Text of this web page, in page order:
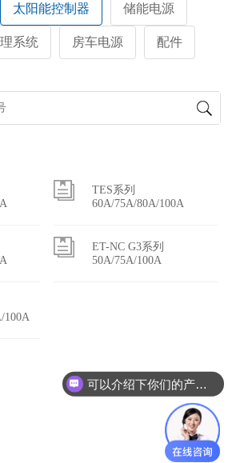
太阳能控制器 储能电源
系统 房车电源 配件
TES系列
60A/75A/80A/100A
ET-NC G3系列
50A/75A/100A
100A
查看更多
可以介绍下你们的产品么？